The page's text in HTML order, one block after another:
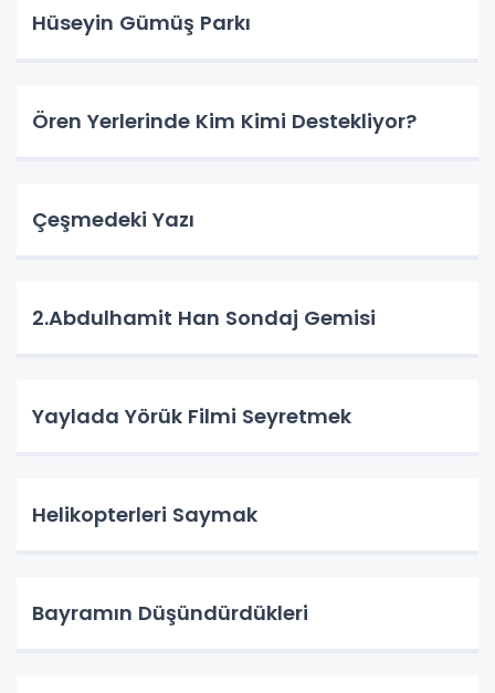
Hüseyin Gümüş Parkı
Ören Yerlerinde Kim Kimi Destekliyor?
Çeşmedeki Yazı
2.Abdulhamit Han Sondaj Gemisi
Yaylada Yörük Filmi Seyretmek
Helikopterleri Saymak
Bayramın Düşündürdükleri